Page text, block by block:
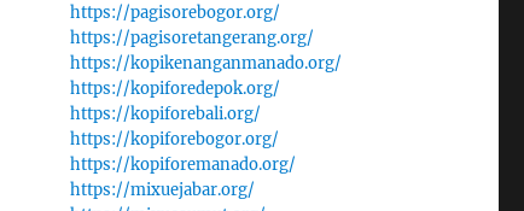
https://pagisorebogor.org/
https://pagisoretangerang.org/
https://kopikenanganmanado.org/
https://kopiforedepok.org/
https://kopiforebali.org/
https://kopiforebogor.org/
https://kopiforemanado.org/
https://mixuejabar.org/